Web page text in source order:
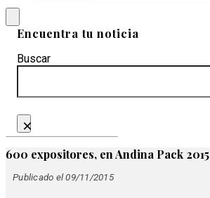
Encuentra tu noticia
Buscar
×
600 expositores, en Andina Pack 2015
Publicado el 09/11/2015